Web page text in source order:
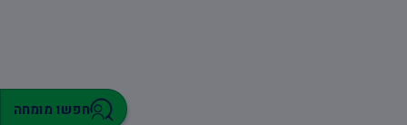
חפשו מומחה